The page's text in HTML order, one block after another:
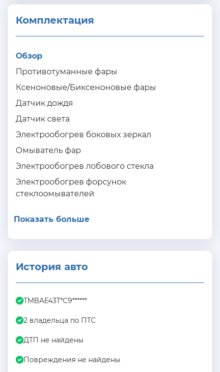
Комплектация
Обзор
Противотуманные фары
Ксеноновые/Биксеноновые фары
Датчик дождя
Датчик света
Электрообогрев боковых зеркал
Омыватель фар
Электрообогрев лобового стекла
Электрообогрев форсунок
стеклоомывателей
Показать больше
История авто
TMBAE43T*C9******
2 владельца по ПТС
ДТП не найдены
Повреждения не найдены